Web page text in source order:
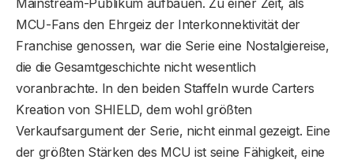
MCU-Fans den Ehrgeiz der Interkonnektivität der
Franchise genossen, war die Serie eine Nostalgiereise,
die die Gesamtgeschichte nicht wesentlich
voranbrachte. In den beiden Staffeln wurde Carters
Kreation von SHIELD, dem wohl größten
Verkaufsargument der Serie, nicht einmal gezeigt. Eine
der größten Stärken des MCU ist seine Fähigkeit, eine